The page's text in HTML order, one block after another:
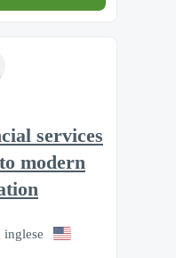
services
modern
inglese